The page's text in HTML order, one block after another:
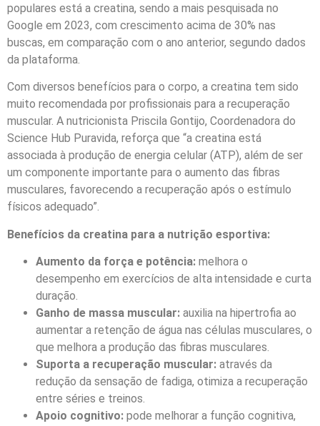
populares está a creatina, sendo a mais pesquisada no
Google em 2023, com crescimento acima de 30% nas
buscas, em comparação com o ano anterior, segundo dados
da plataforma.
Com diversos benefícios para o corpo, a creatina tem sido
muito recomendada por profissionais para a recuperação
muscular. A nutricionista Priscila Gontijo, Coordenadora do
Science Hub Puravida, reforça que “a creatina está
associada à produção de energia celular (ATP), além de ser
um componente importante para o aumento das fibras
musculares, favorecendo a recuperação após o estímulo
físicos adequado”.
Benefícios da creatina para a nutrição esportiva:
Aumento da força e potência: melhora o
desempenho em exercícios de alta intensidade e curta
duração.
Ganho de massa muscular: auxilia na hipertrofia ao
aumentar a retenção de água nas células musculares, o
que melhora a produção das fibras musculares.
Suporta a recuperação muscular: através da
redução da sensação de fadiga, otimiza a recuperação
entre séries e treinos.
Apoio cognitivo: pode melhorar a função cognitiva,